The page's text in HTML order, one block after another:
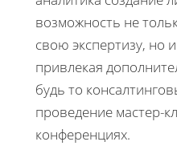
возможность не
свою экспертизу, но
привлекая
будь то
проведение мастер-
конференциях.